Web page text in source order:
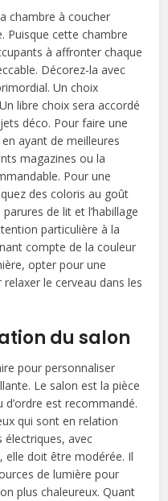
chambre à coucher
Puisque cette chambre
à affronter chaque
Décorez-la avec
Un choix
libre choix sera accordé
déco. Pour faire une
ayant de meilleures
magazines ou la
Pour une
des coloris au goût
de lit et l’habillage
particulière à la
compte de la couleur
opter pour une
le cerveau dans les
du salon
pour personnaliser
Le salon est la pièce
d’ordre est recommandé.
qui sont en relation
électriques, avec
elle doit être modérée. Il
de lumière pour
plus chaleureux. Quant